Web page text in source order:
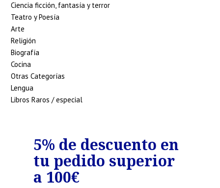
Ciencia ficción, fantasía y terror
Teatro y Poesía
Arte
Religión
Biografía
Cocina
Otras Categorías
Lengua
Libros Raros / especial
5% de descuento en
tu pedido superior
a 100€